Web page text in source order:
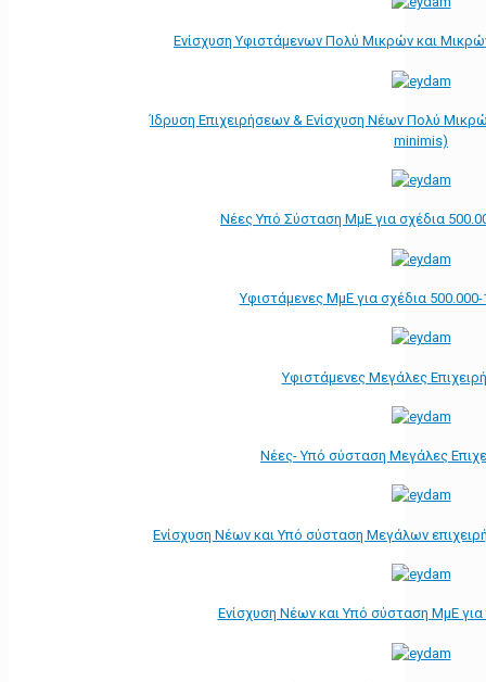
Ενίσχυση Υφιστάμενων Πολύ Μικρών και
Ίδρυση Επιχειρήσεων & Ενίσχυση Νέων Πολύ
minimis)
Νέες Υπό Σύσταση ΜμΕ για σχέδια
Υφιστάμενες ΜμΕ για σχέδια
Υφιστάμενες Μεγάλες
Νέες- Υπό σύσταση Μεγάλες
Ενίσχυση Νέων και Υπό σύσταση Μεγάλων
Ενίσχυση Νέων και Υπό σύσταση ΜμΕ